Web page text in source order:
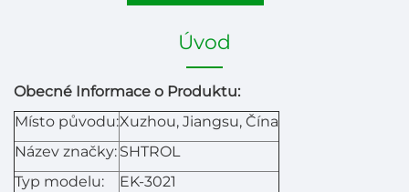
Úvod
Obecné Informace o Produktu:
Místo původu:Xuzhou, Jiangsu, Čína
Název značky: SHTROL
Typ modelu:
EK-3021